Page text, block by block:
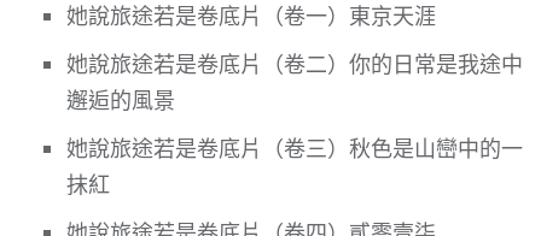
她說旅途若是卷底片（卷一）東京天涯
她說旅途若是卷底片（卷二）你的日常是我途中
邂逅的風景
她說旅途若是卷底片（卷三）秋色是山巒中的一
抹紅